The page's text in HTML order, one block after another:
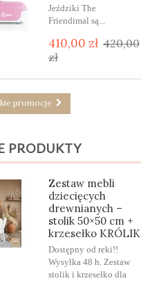
Jeździki The
Friendimal są...
410,00 zł 420,00
zł
promocje
PRODUKTY
Zestaw mebli
dziecięcych
drewnianych –
stolik 50×50 cm +
krzesełko KRÓLIK
Dostępny od reki!!
Wysyłka 48 h. Zestaw
stolik i krzesełko dla